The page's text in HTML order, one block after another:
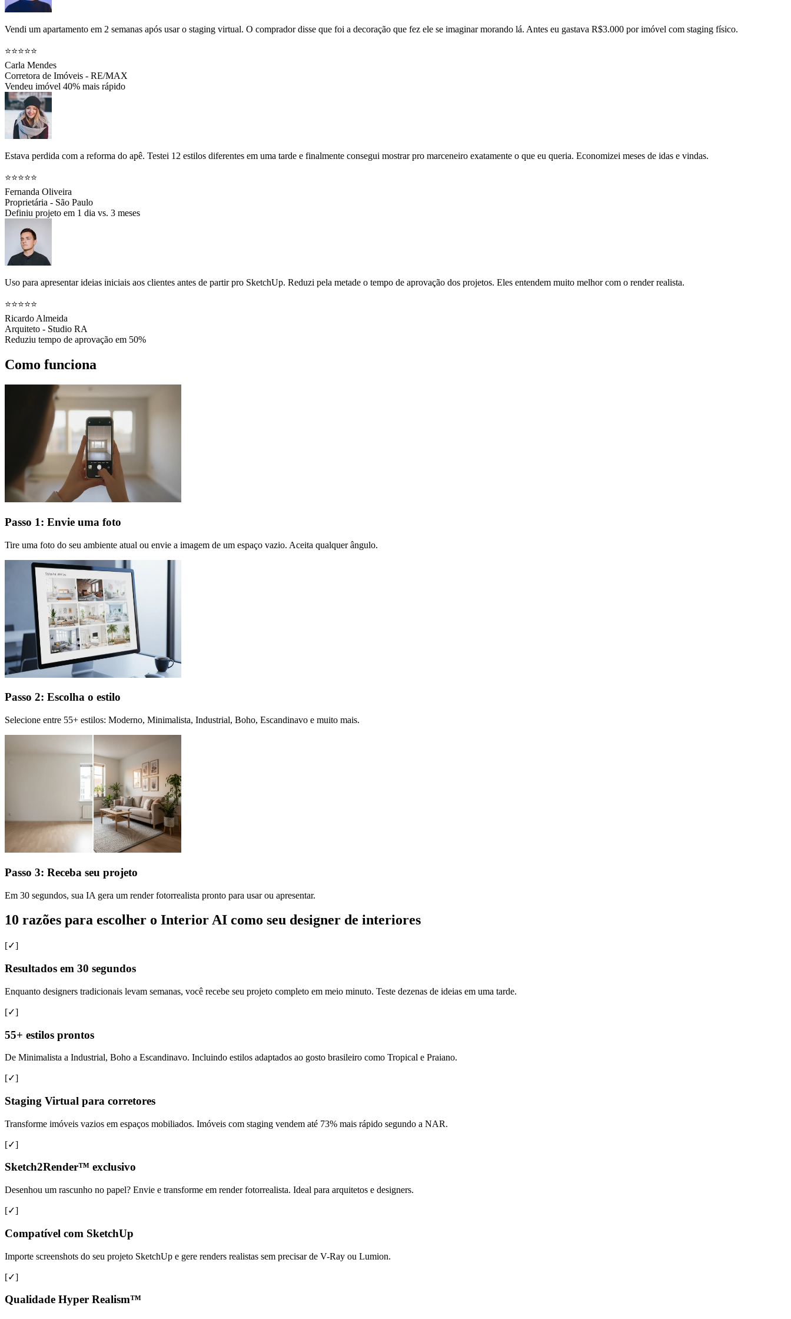
Vendi um apartamento em 2 semanas após usar o staging virtual. O comprador disse que foi a decoração que fez ele se imaginar morando lá. Antes eu gastava R$3.000 por imóvel com staging físico.
⭐⭐⭐⭐⭐
Carla Mendes
Corretora de Imóveis - RE/MAX
Vendeu imóvel 40% mais rápido
Estava perdida com a reforma do apê. Testei 12 estilos diferentes em uma tarde e finalmente consegui mostrar pro marceneiro exatamente o que eu queria. Economizei meses de idas e vindas.
⭐⭐⭐⭐⭐
Fernanda Oliveira
Proprietária - São Paulo
Definiu projeto em 1 dia vs. 3 meses
Uso para apresentar ideias iniciais aos clientes antes de partir pro SketchUp. Reduzi pela metade o tempo de aprovação dos projetos. Eles entendem muito melhor com o render realista.
⭐⭐⭐⭐⭐
Ricardo Almeida
Arquiteto - Studio RA
Reduziu tempo de aprovação em 50%
Como funciona
Passo 1: Envie uma foto
Tire uma foto do seu ambiente atual ou envie a imagem de um espaço vazio. Aceita qualquer ângulo.
Passo 2: Escolha o estilo
Selecione entre 55+ estilos: Moderno, Minimalista, Industrial, Boho, Escandinavo e muito mais.
Passo 3: Receba seu projeto
Em 30 segundos, sua IA gera um render fotorrealista pronto para usar ou apresentar.
10 razões para escolher o Interior AI como seu designer de interiores
[✓]
Resultados em 30 segundos
Enquanto designers tradicionais levam semanas, você recebe seu projeto completo em meio minuto. Teste dezenas de ideias em uma tarde.
[✓]
55+ estilos prontos
De Minimalista a Industrial, Boho a Escandinavo. Incluindo estilos adaptados ao gosto brasileiro como Tropical e Praiano.
[✓]
Staging Virtual para corretores
Transforme imóveis vazios em espaços mobiliados. Imóveis com staging vendem até 73% mais rápido segundo a NAR.
[✓]
Sketch2Render™ exclusivo
Desenhou um rascunho no papel? Envie e transforme em render fotorrealista. Ideal para arquitetos e designers.
[✓]
Compatível com SketchUp
Importe screenshots do seu projeto SketchUp e gere renders realistas sem precisar de V-Ray ou Lumion.
[✓]
Qualidade Hyper Realism™